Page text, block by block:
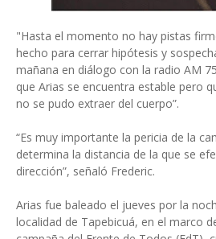
"Hasta el momento no hay pistas
hecho para cerrar hipótesis y
mañana en diálogo con la radio AM
que Arias se encuentra estable pero
no se pudo extraer del cuerpo”.
“Es muy importante la pericia de la
determina la distancia de la que se
dirección”, señaló Frederic.
Arias fue baleado el jueves por la
localidad de Tapebicuá, en el marco